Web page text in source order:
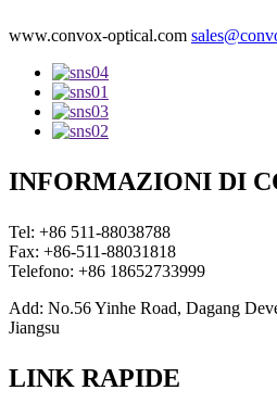
www.convox-optical.com
INFORMAZIONI DI
Tel: +86 511-88038788
Fax: +86-511-88031818
Telefono: +86 18652733999
Add: No.56 Yinhe Road, Dagang
Jiangsu
LINK RAPIDE